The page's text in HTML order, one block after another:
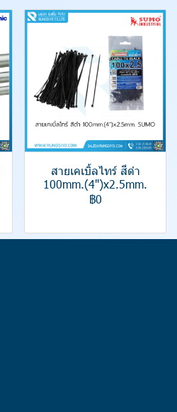
สายเคเบิ้ลไทร์ สีดำ
100mm.(4")x2.5mm.
฿0